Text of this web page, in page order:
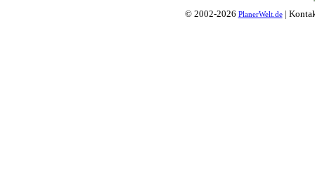
© 2002-2026 PlanerWelt.de|